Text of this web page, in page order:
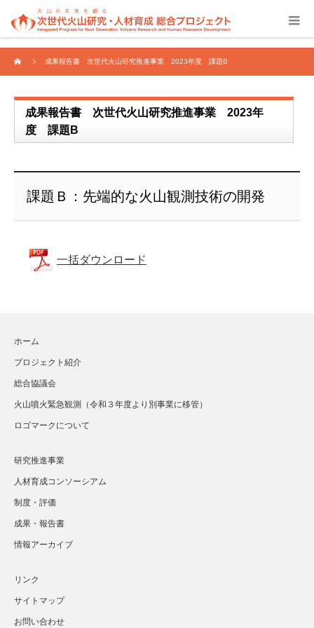
成果報告書 次世代火山研究推進事業 2023年度 課題B
成果報告書 次世代火山研究推進事業 2023年
度 課題B
課題Ｂ：先端的な火山観測技術の開発
一括ダウンロード
ホーム
プロジェクト紹介
総合協議会
火山噴火緊急観測（令和３年度より別事業に移管）
ロゴマークについて
研究推進事業
人材育成コンソーシアム
制度・評価
成果・報告書
情報アーカイブ
リンク
サイトマップ
お問い合わせ